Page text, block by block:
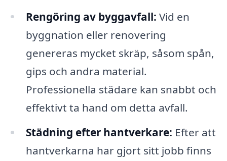
Rengöring av byggavfall: Vid en
byggnation eller renovering
genereras mycket skräp, såsom spån,
gips och andra material.
Professionella städare kan snabbt och
effektivt ta hand om detta avfall.
Städning efter hantverkare: Efter att
hantverkarna har gjort sitt jobb finns